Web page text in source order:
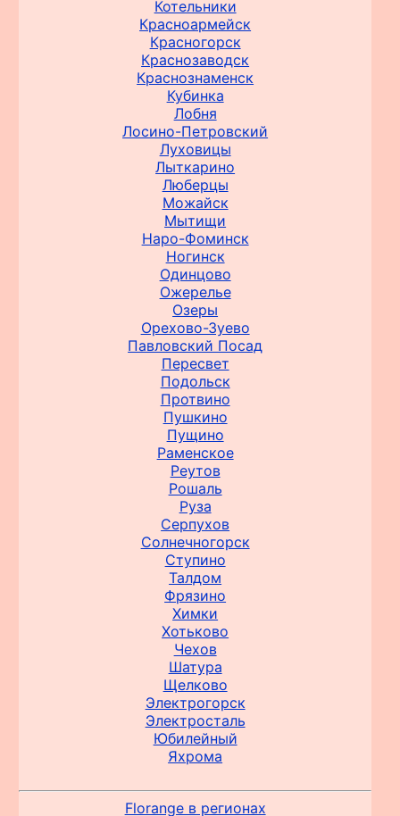
Котельники
Красноармейск
Красногорск
Краснозаводск
Краснознаменск
Кубинка
Лобня
Лосино-Петровский
Луховицы
Лыткарино
Люберцы
Можайск
Мытищи
Наро-Фоминск
Ногинск
Одинцово
Ожерелье
Озеры
Орехово-Зуево
Павловский Посад
Пересвет
Подольск
Протвино
Пушкино
Пущино
Раменское
Реутов
Рошаль
Руза
Серпухов
Солнечногорск
Ступино
Талдом
Фрязино
Химки
Хотьково
Чехов
Шатура
Щелково
Электрогорск
Электросталь
Юбилейный
Яхрома
Florange в регионах